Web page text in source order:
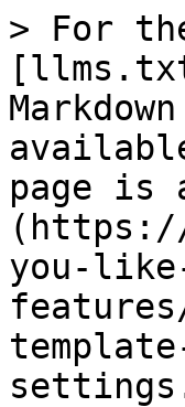
> For
page is
(https://
you-